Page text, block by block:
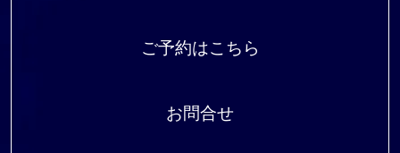
ご予約はこちら
お問合せ